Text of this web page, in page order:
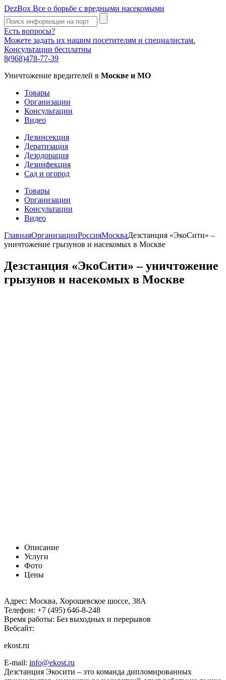
DezBox Все о борьбе с вредными насекомыми
Есть вопросы?
Можете задать их нашим посетителям и специалистам.
Консультации бесплатны
8(968)478-77-39
Уничтожение вредителей в Москве и МО
Товары
Организации
Консультации
Видео
Дезинсекция
Дератизация
Дезодорация
Дезинфекция
Сад и огород
Товары
Организации
Консультации
Видео
ГлавнаяОрганизацииРоссияМоскваДезстанция «ЭкоСити» –
уничтожение грызунов и насекомых в Москве
Дезстанция «ЭкоСити» – уничтожение
грызунов и насекомых в Москве
Описание
Услуги
Фото
Цены
Адрес: Москва, Хорошевское шоссе, 38А
Телефон: +7 (495) 646-8-248
Время работы: Без выходных и перерывов
Вебсайт:
ekost.ru
E-mail: info@ekost.ru
Дезстанция Экосити – это команда дипломированных